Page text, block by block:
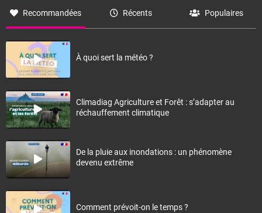
Recommandées Récents Populaires
À quoi sert la météo ?
Climadiag Agriculture et Forêt : s’adapter au
réchauffement climatique
De la pluie aux inondations : un phénomène
devenu extrême
Comment prévoit-on le temps ?